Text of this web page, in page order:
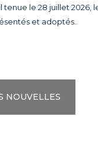
tenue le 28 juillet 2026,
et adoptés..
NOUVELLES